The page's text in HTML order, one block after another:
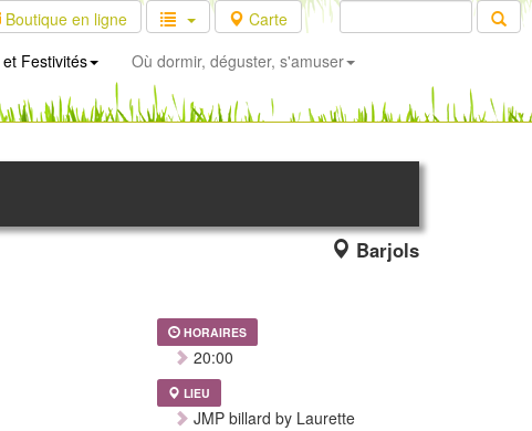
Boutique en ligne
Carte
et Festivités Où dormir, déguster, s'amuser
Barjols
HORAIRES
20:00
LIEU
JMP billard by Laurette